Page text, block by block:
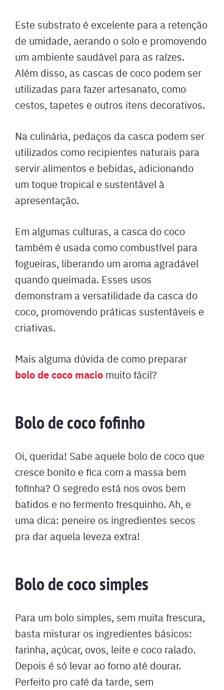
Este substrato é excelente para a retenção
de umidade, aerando o solo e promovendo
um ambiente saudável para as raízes.
Além disso, as cascas de coco podem ser
utilizadas para fazer artesanato, como
cestos, tapetes e outros itens decorativos.
Na culinária, pedaços da casca podem ser
utilizados como recipientes naturais para
servir alimentos e bebidas, adicionando
um toque tropical e sustentável à
apresentação.
Em algumas culturas, a casca do coco
também é usada como combustível para
fogueiras, liberando um aroma agradável
quando queimada. Esses usos
demonstram a versatilidade da casca do
coco, promovendo práticas sustentáveis e
criativas.
Mais alguma dúvida de como preparar
bolo de coco macio muito fácil?
Bolo de coco fofinho
Oi, querida! Sabe aquele bolo de coco que
cresce bonito e fica com a massa bem
fofinha? O segredo está nos ovos bem
batidos e no fermento fresquinho. Ah, e
uma dica: peneire os ingredientes secos
pra dar aquela leveza extra!
Bolo de coco simples
Para um bolo simples, sem muita frescura,
basta misturar os ingredientes básicos:
farinha, açúcar, ovos, leite e coco ralado.
Depois é só levar ao forno até dourar.
Perfeito pro café da tarde, sem